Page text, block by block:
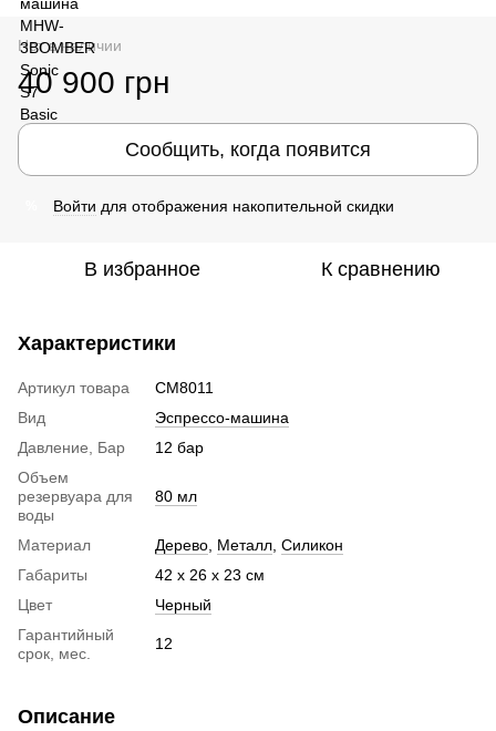
Нет в наличии
40 900 грн
Сообщить, когда появится
Войти для отображения накопительной скидки
В избранное К сравнению
Характеристики
Артикул товара
CM8011
Вид
Эспрессо-машина
Давление, Бар
12 бар
Объем
резервуара для
воды
80 мл
Материал Дерево Металл Силикон
Габариты
42 х 26 х 23 см
Цвет
Черный
Гарантийный
срок, мес.
12
Описание